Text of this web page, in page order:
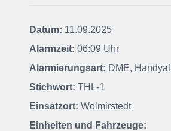
Datum: 11.09.2025
Alarmzeit: 06:09 Uhr
Alarmierungsart: DME,
Stichwort: THL-1
Einsatzort: Wolmirstedt
Einheiten und Fahrzeuge: